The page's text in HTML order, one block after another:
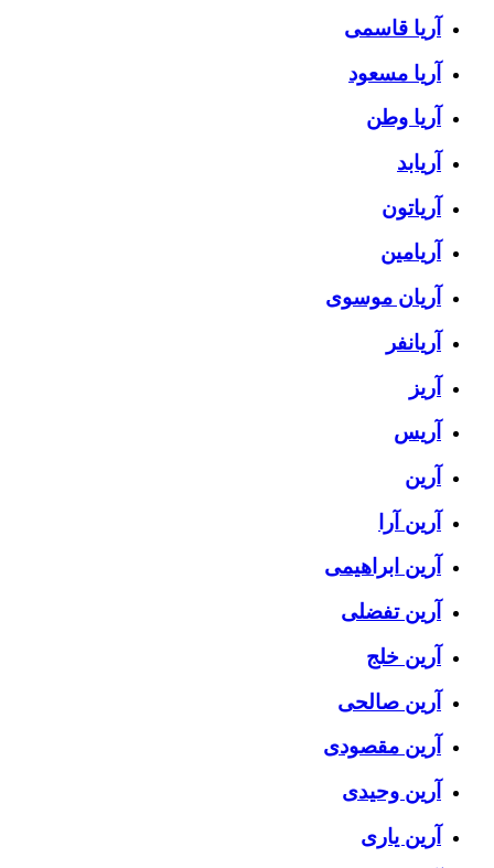
آریا قاسمی
آریا مسعود
آریا وطن
آریابد
آریاتون
آریامین
آریان موسوی
آریانفر
آریز
آریس
آرین
آرین آرا
آرین ابراهیمی
آرین تفضلی
آرین خلج
آرین صالحی
آرین مقصودی
آرین وحیدی
آرین یاری